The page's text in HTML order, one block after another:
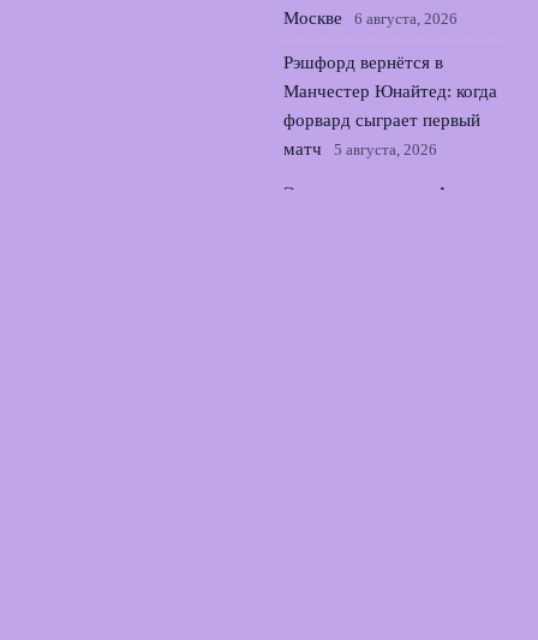
Москве
6 августа, 2026
Рэшфорд вернётся в
Манчестер Юнайтед: когда
форвард сыграет первый
матч
5 августа, 2026
Эмери настаивает: Астон